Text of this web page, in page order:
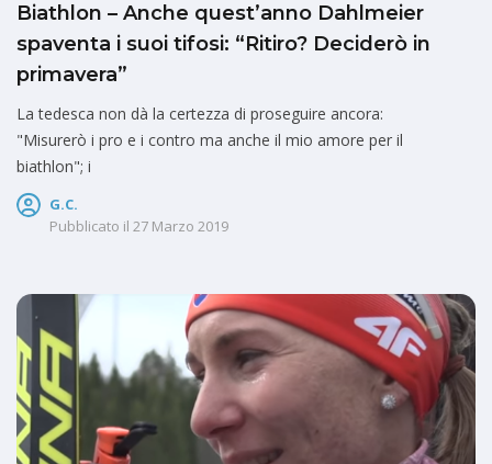
Biathlon – Anche quest’anno Dahlmeier
spaventa i suoi tifosi: “Ritiro? Deciderò in
primavera”
La tedesca non dà la certezza di proseguire ancora:
"Misurerò i pro e i contro ma anche il mio amore per il
biathlon"; i
G.C.
Pubblicato il 27 Marzo 2019